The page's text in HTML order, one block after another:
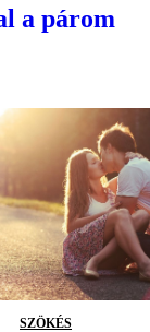
a párom
SZÖKÉS